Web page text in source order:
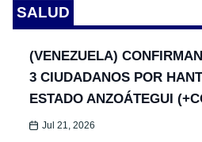
SALUD
(VENEZUELA)
3 CIUDADANOS POR
ESTADO ANZOÁTEGUI
Jul 21, 2026